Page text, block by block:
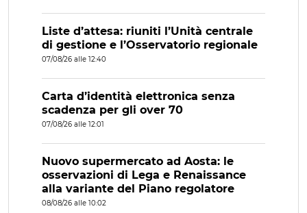
Liste d’attesa: riuniti l’Unità centrale
di gestione e l’Osservatorio regionale
07/08/26 alle 12:40
Carta d’identità elettronica senza
scadenza per gli over 70
07/08/26 alle 12:01
Nuovo supermercato ad Aosta: le
osservazioni di Lega e Renaissance
alla variante del Piano regolatore
08/08/26 alle 10:02